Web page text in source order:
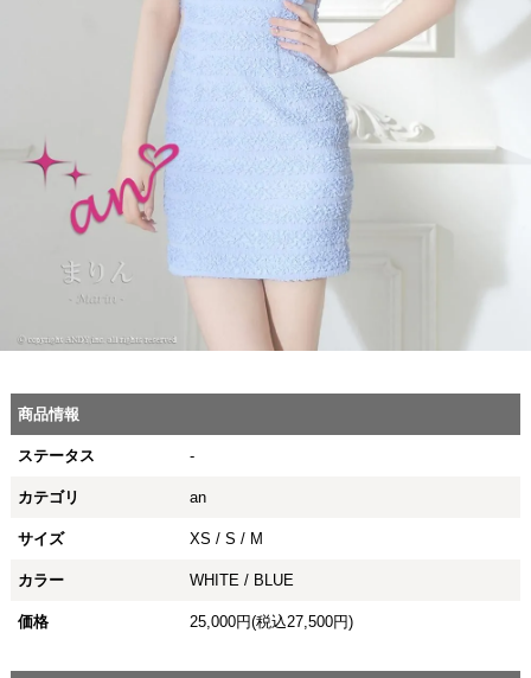
商品情報
ステータス -
カテゴリ an
サイズ XS / S / M
カラー WHITE / BLUE
価格 25,000円(税込27,500円)